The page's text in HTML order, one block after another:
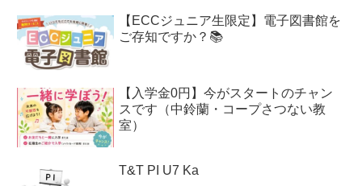
【ECCジュニア生限定】電子図書館を
ご存知ですか？📚
【入学金0円】今がスタートのチャン
スです（中鈴蘭・コープさつない教
室）
T&T PI U7 Ka